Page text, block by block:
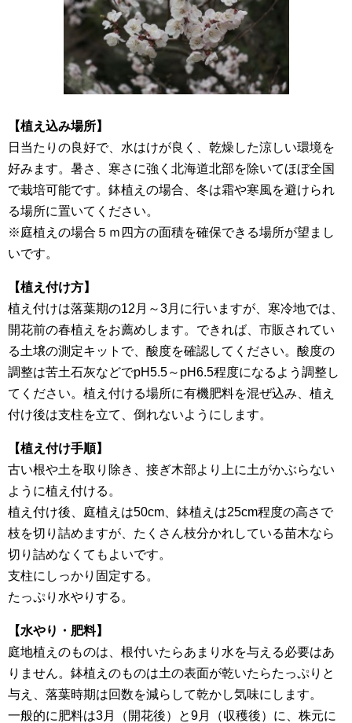
【植え込み場所】
日当たりの良好で、水はけが良く、乾燥した涼しい環境を
好みます。暑さ、寒さに強く北海道北部を除いてほぼ全国
で栽培可能です。鉢植えの場合、冬は霜や寒風を避けられ
る場所に置いてください。
※庭植えの場合５ｍ四方の面積を確保できる場所が望まし
いです。
【植え付け方】
植え付けは落葉期の12月～3月に行いますが、寒冷地では、
開花前の春植えをお薦めします。できれば、市販されてい
る土壌の測定キットで、酸度を確認してください。酸度の
調整は苦土石灰などでpH5.5～pH6.5程度になるよう調整し
てください。植え付ける場所に有機肥料を混ぜ込み、植え
付け後は支柱を立て、倒れないようにします。
【植え付け手順】
古い根や土を取り除き、接ぎ木部より上に土がかぶらない
ように植え付ける。
植え付け後、庭植えは50cm、鉢植えは25cm程度の高さで
枝を切り詰めますが、たくさん枝分かれしている苗木なら
切り詰めなくてもよいです。
支柱にしっかり固定する。
たっぷり水やりする。
【水やり・肥料】
庭地植えのものは、根付いたらあまり水を与える必要はあ
りません。鉢植えのものは土の表面が乾いたらたっぷりと
与え、落葉時期は回数を減らして乾かし気味にします。
一般的に肥料は3月（開花後）と9月（収穫後）に、株元に